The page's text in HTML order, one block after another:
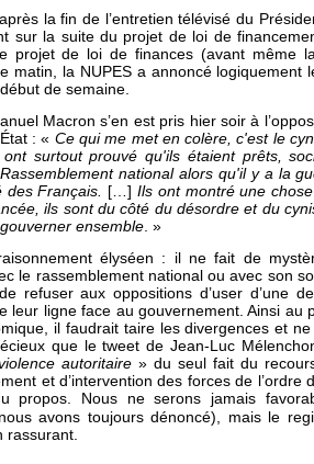
la fin de l’entretien télévisé du
sur la suite du projet de loi de
projet de loi de finances (avant même
matin, la NUPES a annoncé logiquement
de semaine.
Macron s’en est pris hier soir à
: « Ce qui me met en colère, c'est le
surtout prouvé qu'ils étaient prêts,
national alors qu'il y a la
Français.
[…]Ils ont montré une
ils sont du côté du désordre et du
ensemble . »
élyséen : il ne fait de
le rassemblement national ou avec son
refuser aux oppositions d’user d’une
leur ligne face au gouvernement. Ainsi au
il faudrait taire les divergences et
que le tweet de Jean-Luc
autoritaire » du seul fait du
et d’intervention des forces de l’ordre
propos. Nous ne serons jamais
avons toujours dénoncé), mais le
rassurant.